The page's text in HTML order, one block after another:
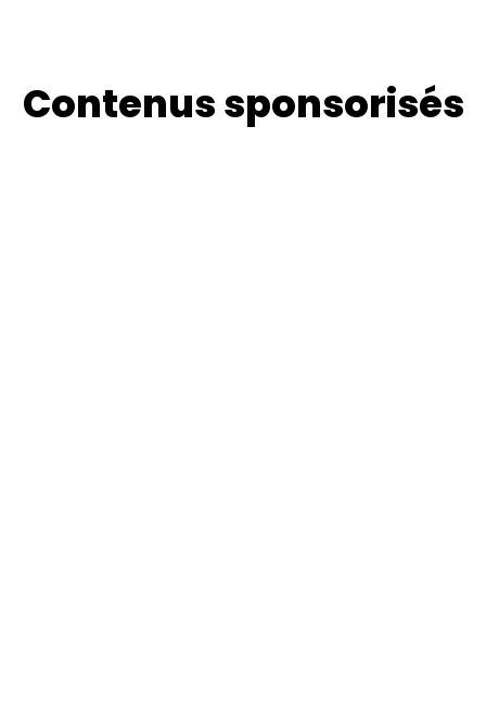
Contenus sponsorisés